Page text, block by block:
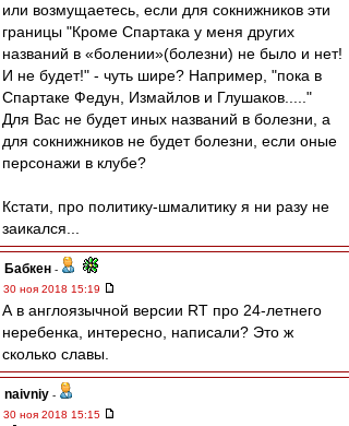
или возмущаетесь, если для сокнижников эти
границы "Кроме Спартака у меня других
названий в «болении»(болезни) не было и нет!
И не будет!" - чуть шире? Например, "пока в
Спартаке Федун, Измайлов и Глушаков....."
Для Вас не будет иных названий в болезни, а
для сокнижников не будет болезни, если оные
персонажи в клубе?
Кстати, про политику-шмалитику я ни разу не
заикался...
Бабкен -
30 ноя 2018 15:19
А в англоязычной версии RT про 24-летнего
неребенка, интересно, написали? Это ж
сколько славы.
naivniy -
30 ноя 2018 15:15